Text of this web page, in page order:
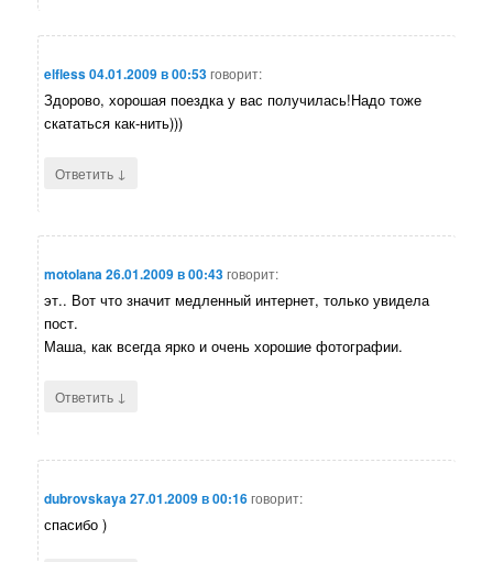
elfless04.01.2009 в 00:53говорит:
Здорово, хорошая поездка у вас получилась!Надо тоже
скататься как-нить)))
Ответить ↓
motolana26.01.2009 в 00:43говорит:
эт.. Вот что значит медленный интернет, только увидела
пост.
Маша, как всегда ярко и очень хорошие фотографии.
Ответить ↓
dubrovskaya27.01.2009 в 00:16говорит:
спасибо )